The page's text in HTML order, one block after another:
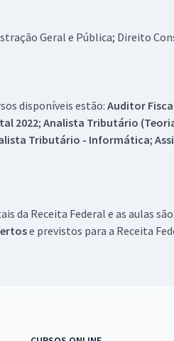
Geral e Pública; Direito
disponíveis estão: Auditor
2022; Analista Tributário
Tributário - Informática;
da Receita Federal e as aulas
e previstos para a Receita